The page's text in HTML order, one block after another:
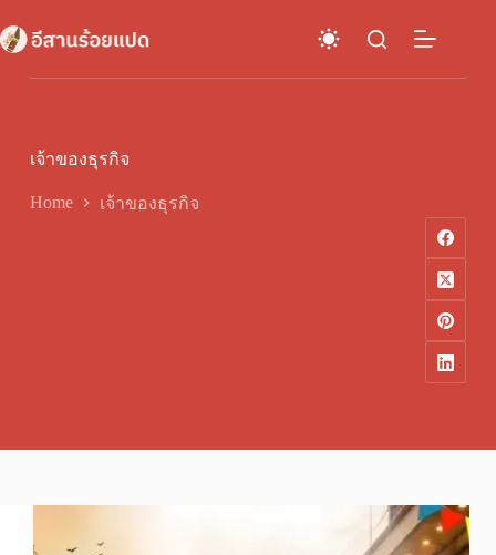
to
content
เจ้าของธุรกิจ
Home เจ้าของธุรกิจ